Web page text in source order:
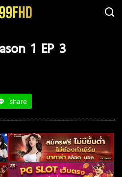
1 EP 3
share